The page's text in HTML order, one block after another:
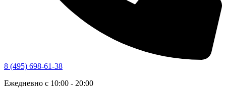
8 (495) 698-61-38
Ежедневно с 10:00 - 20:00